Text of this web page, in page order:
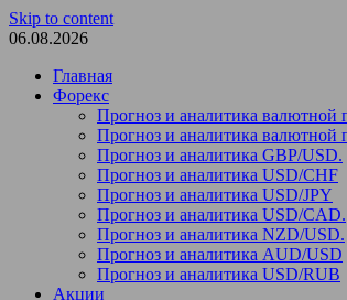
Skip to content
06.08.2026
Главная
Форекс
Прогноз и аналитика валютной
Прогноз и аналитика
Прогноз и аналитика GBP/USD.
Прогноз и аналитика USD/CHF
Прогноз и аналитика USD/JPY
Прогноз и аналитика USD/CAD.
Прогноз и аналитика NZD/USD.
Прогноз и аналитика AUD/USD
Прогноз и аналитика USD/RUB
Акции